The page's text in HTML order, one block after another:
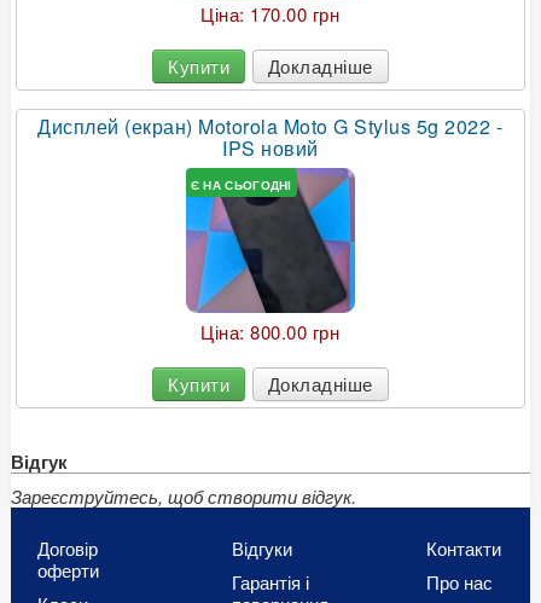
Ціна: 170.00 грн
Купити Докладніше
Дисплей (екран) Motorola Moto G Stylus 5g 2022 -
IPS новий
Є НА СЬОГОДНІ
Ціна:800.00 грн
Купити Докладніше
Відгук
Зареєструйтесь, щоб створити відгук.
Договір
оферти
Відгуки
Гарантія і
Контакти
Про нас